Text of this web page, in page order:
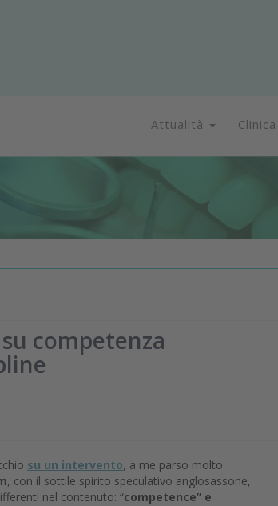
Attualità Clinica
competenza
su un intervento, a me parso molto
, con il sottile spirito speculativo anglosassone,
nel contenuto: “competence” e